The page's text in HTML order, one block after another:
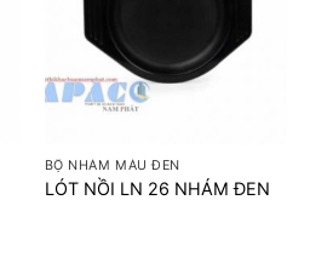
BỘ NHÁM MÀU ĐEN
LÓT NỒI LN 26 NHÁM ĐEN